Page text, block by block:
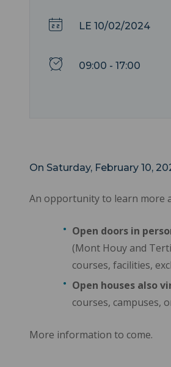
LE 10/02/2024
09:00 - 17:00
On Saturday, February 10,
An opportunity to learn more
Open doors in
(Mont Houy and
courses, facilities,
Open houses also
courses, campuses,
More information to come.